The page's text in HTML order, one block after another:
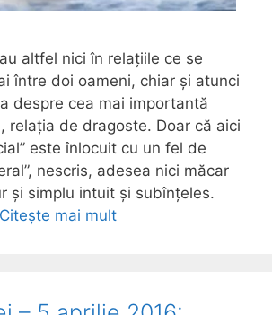
altfel nici în relațiile ce se
între doi oameni, chiar și atunci
despre cea mai importantă
relația de dragoste. Doar că aici
este înlocuit cu un fel de
nescris, adesea nici măcar
și simplu intuit și subînțeles.
Citește mai mult